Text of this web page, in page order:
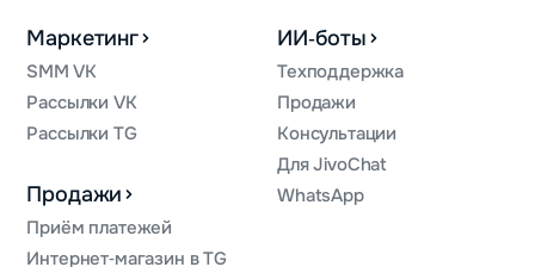
Маркетинг
SMM VK
Рассылки VK
Рассылки TG
Продажи
Приём платежей
Интернет‑магазин в TG
ИИ‑боты
Техподдержка
Продажи
Консультации
Для JivoChat
WhatsApp